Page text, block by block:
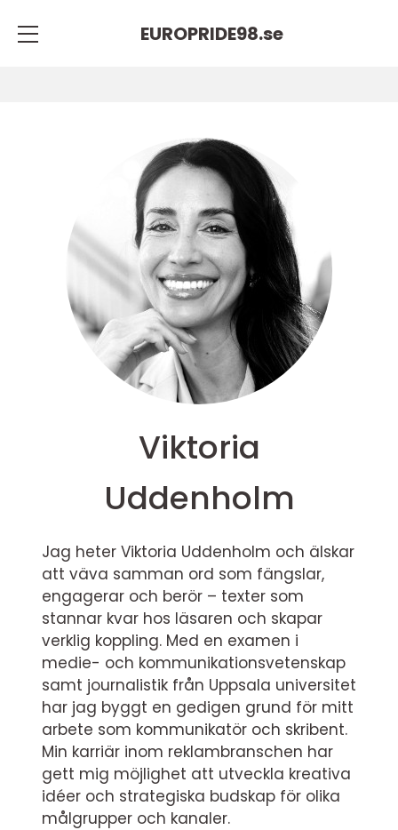
EUROPRIDE98.se
Viktoria
Uddenholm
Jag heter Viktoria Uddenholm och älskar
att väva samman ord som fängslar,
engagerar och berör – texter som
stannar kvar hos läsaren och skapar
verklig koppling. Med en examen i
medie- och kommunikationsvetenskap
samt journalistik från Uppsala universitet
har jag byggt en gedigen grund för mitt
arbete som kommunikatör och skribent.
Min karriär inom reklambranschen har
gett mig möjlighet att utveckla kreativa
idéer och strategiska budskap för olika
målgrupper och kanaler.